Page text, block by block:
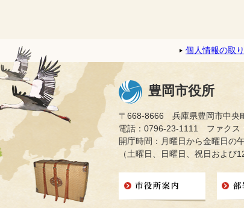
個人情報の取
豊岡市役所
〒668-8666 兵庫県豊岡市中央
電話：0796-23-1111 ファクス
開庁時間：月曜日から金曜日の
（土曜日、日曜日、祝日および